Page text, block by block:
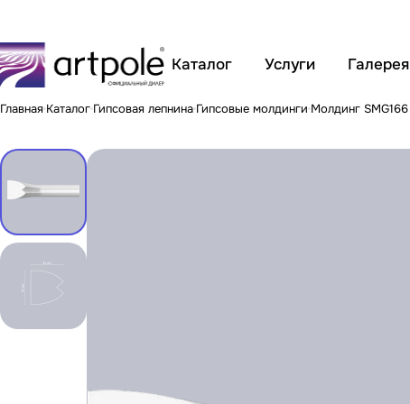
Каталог Услуги Галерея
Главная Каталог Гипсовая лепнина Гипсовые молдинги Молдинг SMG166